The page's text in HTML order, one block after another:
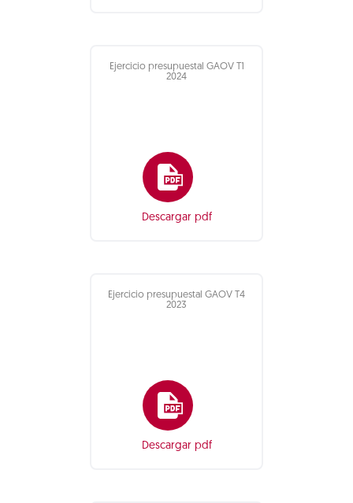
Ejercicio presupuestal GAOV T1
2024
Descargar pdf
Ejercicio presupuestal GAOV T4
2023
Descargar pdf